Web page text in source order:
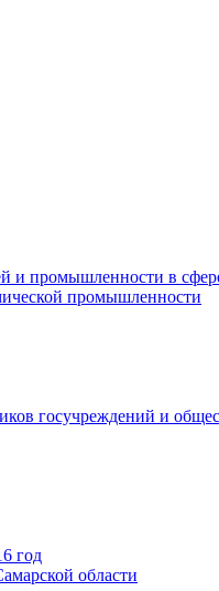
и промышленности в
промышленности
госучреждений и
год
области